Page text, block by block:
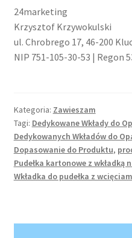
24marketing
Krzysztof Krzywokulski
ul. Chrobrego 17, 46-200
NIP 751-105-30-53 | Regon
Kategoria: Zawieszam
Tagi: Dedykowane Wkłady do
Dedykowanych Wkładów do
Dopasowanie do Produktu,
Pudełka kartonowe z wkładką
Wkładka do pudełka z